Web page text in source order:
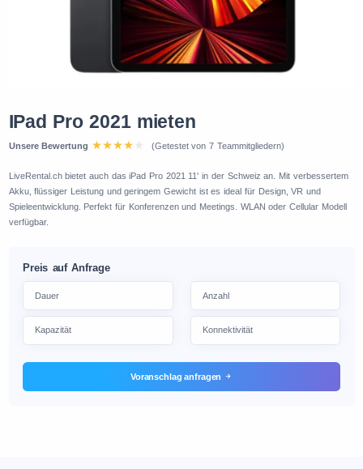
IPad Pro 2021 mieten
Unsere Bewertung (Getestet von 7 Teammitgliedern)
LiveRental.ch bietet auch das iPad Pro 2021 11' in der Schweiz an. Mit verbessertem
Akku, flüssiger Leistung und geringem Gewicht ist es ideal für Design, VR und
Spieleentwicklung. Perfekt für Konferenzen und Meetings. WLAN oder Cellular Modell
verfügbar.
Preis auf Anfrage
Voranschlag anfragen